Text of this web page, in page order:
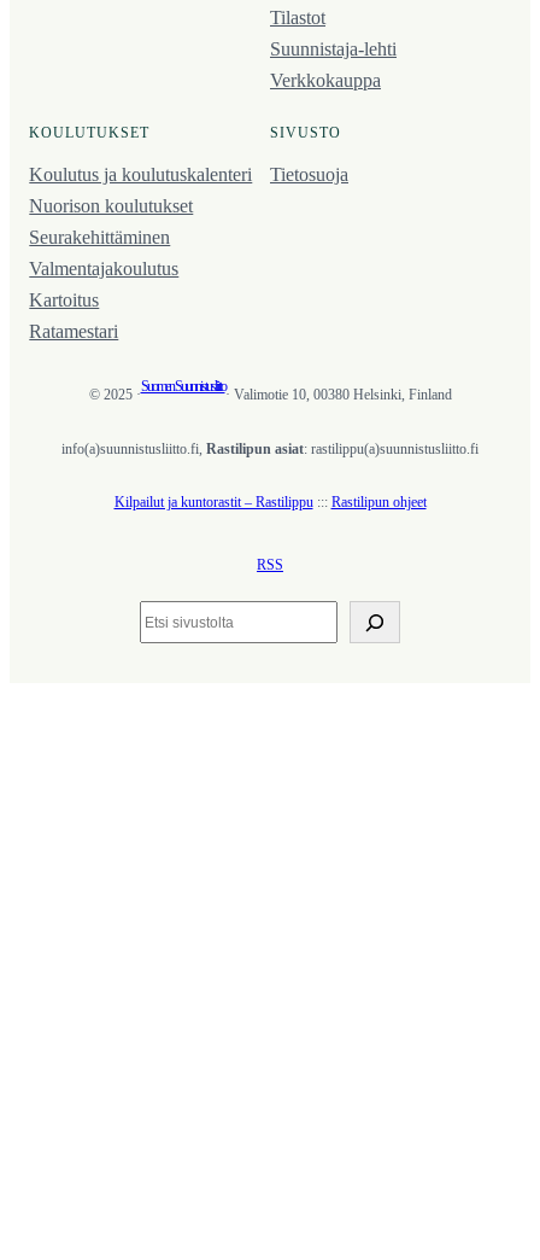
Tilastot
Suunnistaja-lehti
Verkkokauppa
KOULUTUKSET
Koulutus ja koulutus­kalenteri
Nuorison koulutukset
Seura­kehittäminen
Valmentaja­koulutus
Kartoitus
Ratamestari
SIVUSTO
Tietosuoja
© 2025 ·
Suomen Suunnistusliitto
· Valimotie 10, 00380 Helsinki, Finland
info(a)suunnistusliitto.fi, Rastilipun asiat: rastilippu(a)suunnistusliitto.fi
Kilpailut ja kuntorastit – Rastilippu::: Rastilipun ohjeet
RSS
Etsi